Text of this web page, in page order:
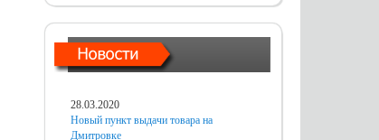
28.03.2020
Новый пункт выдачи товара на
Дмитровке